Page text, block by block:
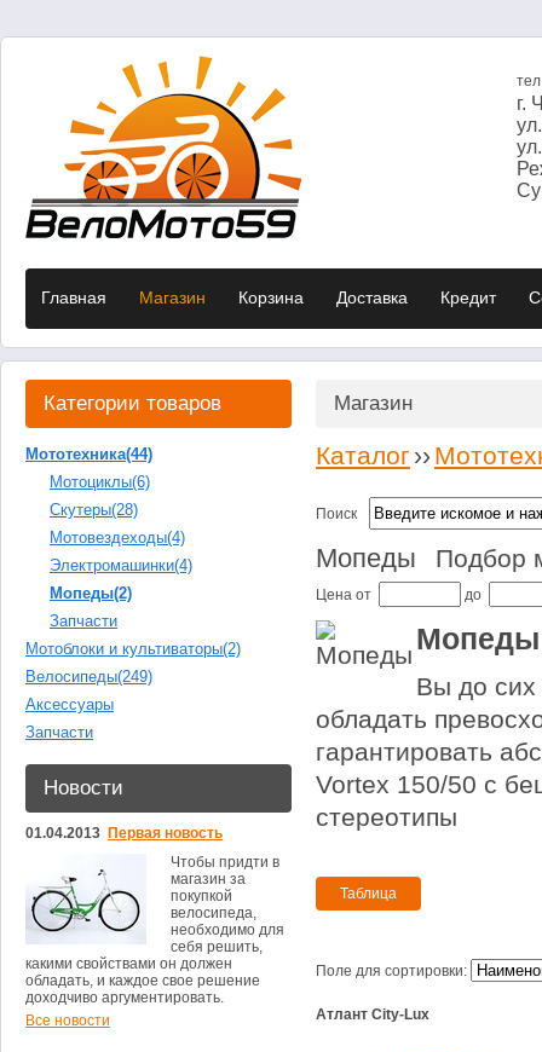
г.
Главная Магазин Корзина Доставка Кредит
Категории товаров
Мототехника(44)
Мотоциклы(6)
Скутеры(28)
Мотовездеходы(4)
Электромашинки(4)
Мопеды(2)
Запчасти
Мотоблоки и культиваторы(2)
Велосипеды(249)
Аксессуары
Запчасти
Новости
01.04.2013 Первая новость
Чтобы придти в
магазин за
покупкой
велосипеда,
необходимо для
себя решить,
какими свойствами он должен
обладать, и каждое свое решение
доходчиво аргументировать.
Все новости
Магазин
Каталог ››
Поиск
Мопеды Подбор
Цена от до
Мопеды
Вы до сих
обладать
гарантировать
Vortex 150/50 с
стереотипы
Поле для сортировки:
Атлант City-Lux